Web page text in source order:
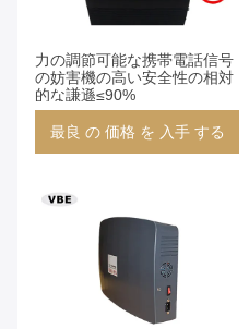
力の調節可能な携帯電話信号
の妨害機の高い安全性の相対
的な謙遜≤90%
最良 の 価格 を 入手 する